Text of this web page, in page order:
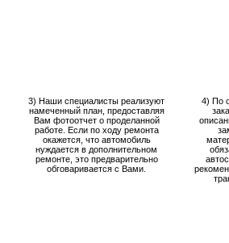
3) Наши специалисты реализуют
намеченный план, предоставляя
Вам фотоотчет о проделанной
работе. Если по ходу ремонта
окажется, что автомобиль
нуждается в дополнительном
ремонте, это предварительно
обговаривается с Вами.
4) По